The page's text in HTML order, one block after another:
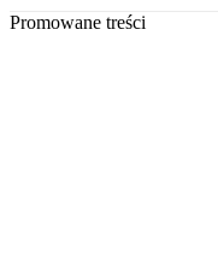
Promowane treści